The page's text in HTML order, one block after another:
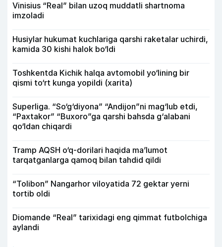
Vinisius “Real” bilan uzoq muddatli shartnoma
imzoladi
Husiylar hukumat kuchlariga qarshi raketalar uchirdi,
kamida 30 kishi halok bo‘ldi
Toshkentda Kichik halqa avtomobil yo‘lining bir
qismi to‘rt kunga yopildi (xarita)
Superliga. “So‘g‘diyona” “Andijon”ni mag‘lub etdi,
“Paxtakor” “Buxoro”ga qarshi bahsda g‘alabani
qo‘ldan chiqardi
Tramp AQSH o‘q-dorilari haqida ma’lumot
tarqatganlarga qamoq bilan tahdid qildi
“Tolibon” Nangarhor viloyatida 72 gektar yerni
tortib oldi
Diomande “Real” tarixidagi eng qimmat futbolchiga
aylandi